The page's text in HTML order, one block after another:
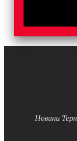
Новини